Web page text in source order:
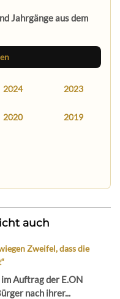
Jahrgänge aus dem
2024 2023
2020 2019
auch
Zweifel, dass die
Auftrag der E.ON
nach ihrer...